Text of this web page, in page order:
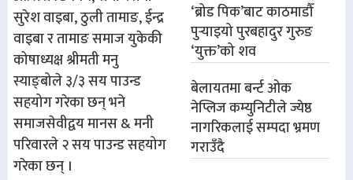
सुरेश वाइबा, ठुली तामाङ, ईन्द्र
वाइबा र तामाङ समाज युकेकी
कोषाध्यक्ष श्रीमती मनु
स्याङ्बोले ३/३ सय पाउन्ड
सहयोग गरेका छन् भने
समाजसेवीद्वय मानस & मनी
परिवारले २ सय पाउन्ड सहयोग
गरेका छन् ।
‘ब्रोड पिक’बाट काठमाडौँ
पुर्‍याइयो पुरबहादुर गुरुङ
‘युक्त’को शव
बेलायतमा बर्न्ट ओक
नेप्लिज कम्युनिटीले ज्येष्ठ
नागरिकलाई सम्पदा भ्रमण
गराउँदै